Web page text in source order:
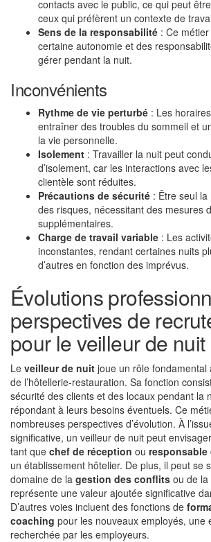
contacts avec le public, ce qui peut
ceux qui préfèrent un contexte de
Sens de la responsabilité : Ce
certaine autonomie et des
gérer pendant la nuit.
Inconvénients
Rythme de vie perturbé : Les
entraîner des troubles du sommeil et
la vie personnelle.
Isolement : Travailler la nuit peut
d’isolement, car les interactions avec
clientèle sont réduites.
Précautions de sécurité : Être seul
des risques, nécessitant des mesures
supplémentaires.
Charge de travail variable : Les
inconstantes, rendant certaines nuits
d’autres en fonction des imprévus.
Évolutions
perspectives de
pour le veilleur de nuit
Le veilleur de nuit joue un rôle fondamental
de l’hôtellerie-restauration. Sa fonction
sécurité des clients et des locaux pendant la
répondant à leurs besoins éventuels. Ce
nombreuses perspectives d’évolution. À
significative, un veilleur de nuit peut
tant que chef de réception ou responsable
un établissement hôtelier. De plus, il peut se
domaine de la gestion des conflits ou de la
représente une valeur ajoutée significative
D’autres voies incluent des fonctions de
coaching pour les nouveaux employés, une
recherchée par les employeurs.